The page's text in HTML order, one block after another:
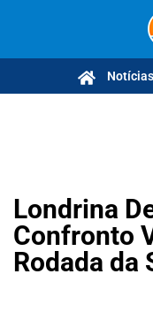
Notícias
Londrina
Confronto
Rodada da